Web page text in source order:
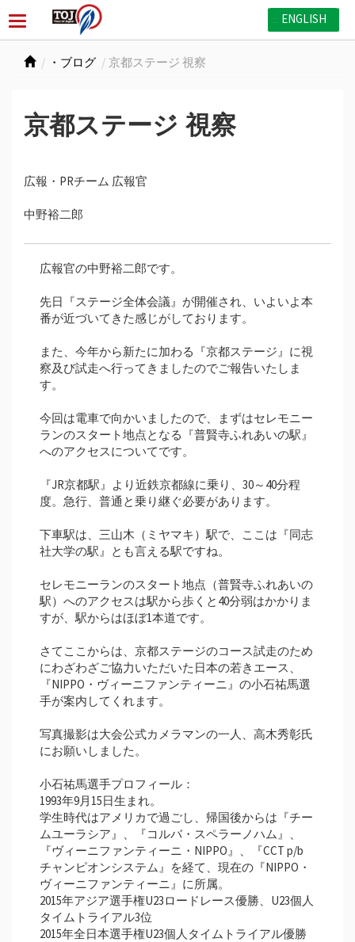
ENGLISH
・ブログ 京都ステージ 視察
京都ステージ 視察
広報・PRチーム 広報官
中野裕二郎
広報官の中野裕二郎です。
先日『ステージ全体会議』が開催され、いよいよ本
番が近づいてきた感じがしております。
また、今年から新たに加わる『京都ステージ』に視
察及び試走へ行ってきましたのでご報告いたしま
す。
今回は電車で向かいましたので、まずはセレモニー
ランのスタート地点となる『普賢寺ふれあいの駅』
へのアクセスについてです。
『JR京都駅』より近鉄京都線に乗り、30～40分程
度。急行、普通と乗り継ぐ必要があります。
下車駅は、三山木（ミヤマキ）駅で、ここは『同志
社大学の駅』とも言える駅ですね。
セレモニーランのスタート地点（普賢寺ふれあいの
駅）へのアクセスは駅から歩くと40分弱はかかりま
すが、駅からはほぼ1本道です。
さてここからは、京都ステージのコース試走のため
にわざわざご協力いただいた日本の若きエース、
『NIPPO・ヴィーニファンティーニ』の小石祐馬選
手が案内してくれます。
写真撮影は大会公式カメラマンの一人、高木秀彰氏
にお願いしました。
小石祐馬選手プロフィール：
1993年9月15日生まれ。
学生時代はアメリカで過ごし、帰国後からは『チー
ムユーラシア』、『コルバ・スペラーノハム』、
『ヴィーニファンティーニ・NIPPO』、『CCT p/b
チャンピオンシステム』を経て、現在の『NIPPO・
ヴィーニファンティーニ』に所属。
2015年アジア選手権U23ロードレース優勝、U23個人
タイムトライアル3位
2015年全日本選手権U23個人タイムトライアル優勝